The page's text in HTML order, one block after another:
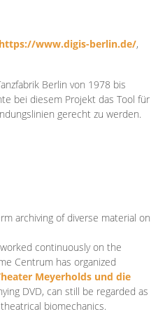
https://www.digis-berlin.de/,
Berlin von 1978 bis
bei diesem Projekt das Tool für
gerecht zu werden.
archiving of diverse material on
continuously on the
Centrum has organized
Meyerholds und die
DVD, can still be regarded as
biomechanics.